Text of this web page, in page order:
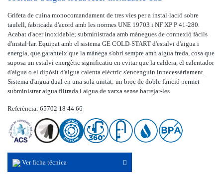
Grifeta de cuina monocomandament de tres vies per a instal·lació sobre
taulell, fabricada d'acord amb les normes UNE 19703 i NF XP P 41-280.
Acabat d'acer inoxidable; subministrada amb mànegues de connexió fàcils
d'instal·lar. Equipat amb el sistema GE COLD-START d'estalvi d'aigua i
energia, que garanteix que la mànega s'obri sempre amb aigua freda, cosa que
suposa un estalvi energètic significatiu en evitar que la caldera, el calentador
d'aigua o el dipòsit d'aigua calenta elèctric s'encenguin innecessàriament.
Sistema d'aigua dual en una sola unitat: un broc de doble funció permet
subministrar aigua filtrada i aigua de xarxa sense barrejar-les.
Referència: 65702 18 44 66
Ver ficha técnica